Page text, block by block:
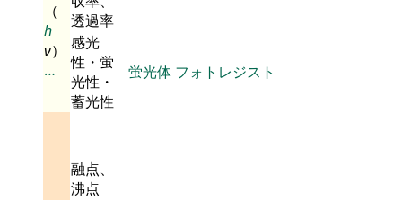
（
h
ν）
…
透過率
感光
性・蛍
光性・
蓄光性
蛍光体 フォトレジスト
融点、
沸点